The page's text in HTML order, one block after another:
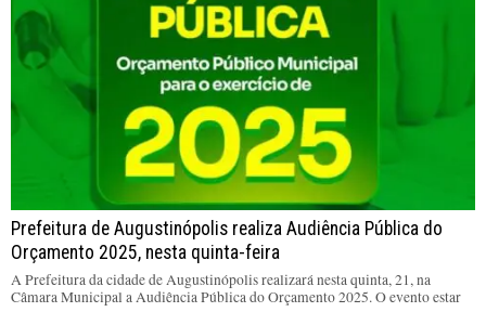
Prefeitura de Augustinópolis realiza Audiência Pública do
Orçamento 2025, nesta quinta-feira
A Prefeitura da cidade de Augustinópolis realizará nesta quinta, 21, na
Câmara Municipal a Audiência Pública do Orçamento 2025. O evento estar